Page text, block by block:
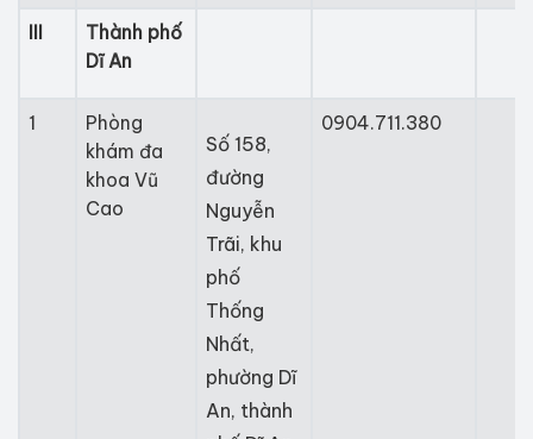
III
Thành phố
Dĩ An
1
Phòng
khám đa
khoa Vũ
Cao
Số 158,
đường
Nguyễn
Trãi, khu
phố
Thống
Nhất,
phường Dĩ
An, thành
0904.711.380